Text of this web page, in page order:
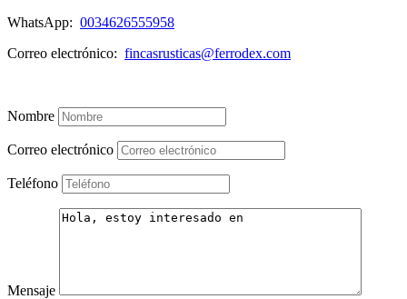
WhatsApp: 0034626555958
Correo electrónico: fincasrusticas@ferrodex.com
Nombre
Correo electrónico
Teléfono
Mensaje